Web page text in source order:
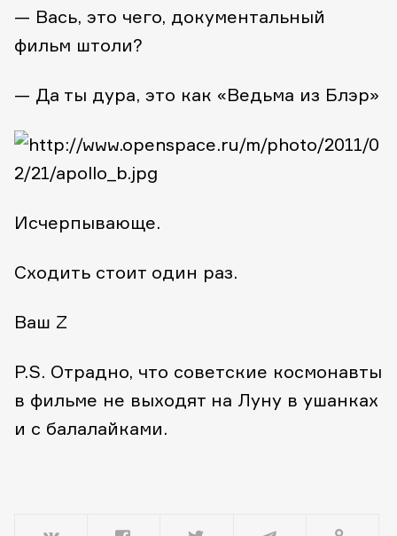
— Вась, это чего, документальный
фильм штоли?
— Да ты дура, это как «Ведьма из Блэр»
Исчерпывающе.
Сходить стоит один раз.
Ваш Z
P.S. Отрадно, что советские космонавты
в фильме не выходят на Луну в ушанках
и с балалайками.